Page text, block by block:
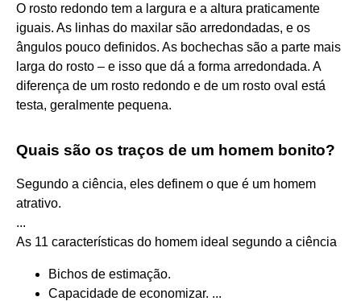
O rosto redondo tem a largura e a altura praticamente
iguais. As linhas do maxilar são arredondadas, e os
ângulos pouco definidos. As bochechas são a parte mais
larga do rosto – e isso que dá a forma arredondada. A
diferença de um rosto redondo e de um rosto oval está
testa, geralmente pequena.
Quais são os traços de um homem bonito?
Segundo a ciência, eles definem o que é um homem
atrativo.
...
As 11 características do homem ideal segundo a ciência
Bichos de estimação.
Capacidade de economizar. ...